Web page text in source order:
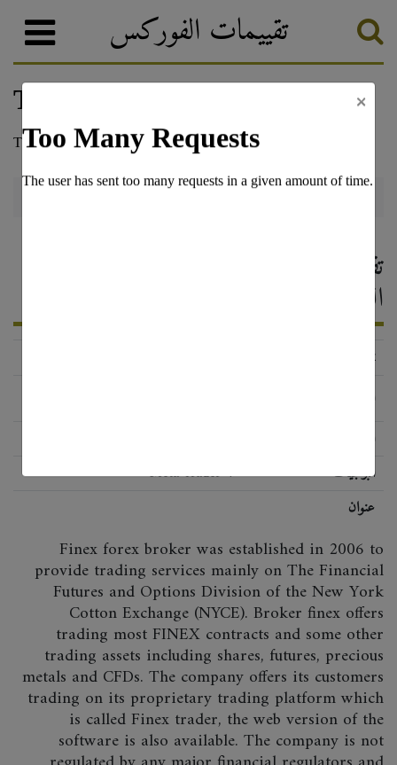
تقييمات الفوركس
وسطاء الفوركس Finex
التعليقات 2026
Meta Trader 4
البرمجيات
عنوان
Finex forex broker was established in 2006 to
provide trading services mainly on The Financial
Futures and Options Division of the New York
Cotton Exchange (NYCE). Broker finex offers
trading most FINEX contracts and some other
trading assets including shares, futures, precious
metals and CFDs. The company offers its customers
trading on its proprietary trading platform which
is called Finex trader, the web version of the
software is also available. The company is not
×